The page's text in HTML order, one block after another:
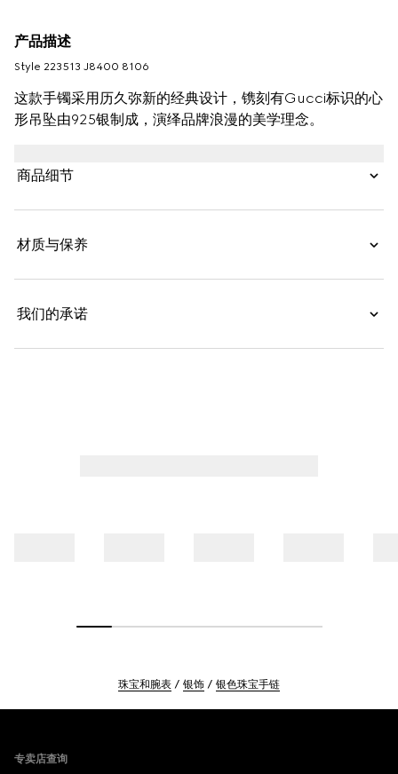
产品描述
Style ‎223513 J8400 8106
这款手镯采用历久弥新的经典设计，镌刻有Gucci标识的心
形吊坠由925银制成，演绎品牌浪漫的美学理念。
商品细节
材质与保养
我们的承诺
珠宝和腕表 银饰 银色珠宝手链
专卖店查询